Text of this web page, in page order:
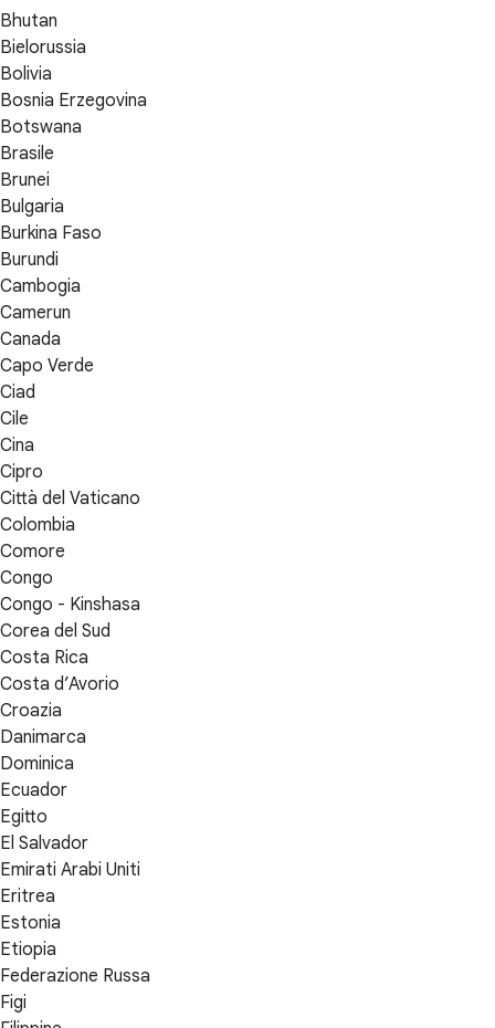
Bhutan
Bielorussia
Bolivia
Bosnia Erzegovina
Botswana
Brasile
Brunei
Bulgaria
Burkina Faso
Burundi
Cambogia
Camerun
Canada
Capo Verde
Ciad
Cile
Cina
Cipro
Città del Vaticano
Colombia
Comore
Congo
Congo - Kinshasa
Corea del Sud
Costa Rica
Costa d’Avorio
Croazia
Danimarca
Dominica
Ecuador
Egitto
El Salvador
Emirati Arabi Uniti
Eritrea
Estonia
Etiopia
Federazione Russa
Figi